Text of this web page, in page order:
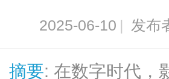
2025-06-10 | 发布
摘要: 在数字时代，